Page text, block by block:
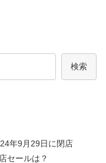
検索
年9月29日に閉店
セールは？